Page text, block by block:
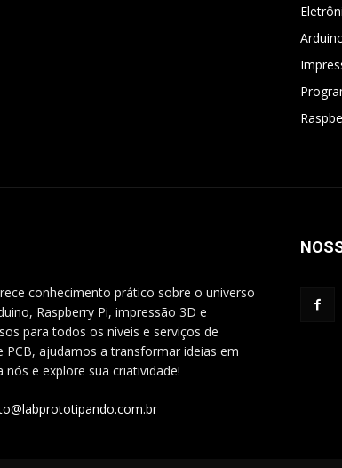
conhecimento prático sobre o universo
Raspberry Pi, impressão 3D e
para todos os níveis e serviços de
PCB, ajudamos a transformar ideias em
nós e explore sua criatividade!